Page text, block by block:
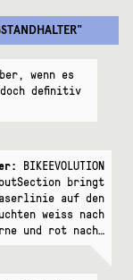
"
wenn es
definitiv
BIKEEVOLUTION
bringt
auf den
weiss nach
und rot nach…